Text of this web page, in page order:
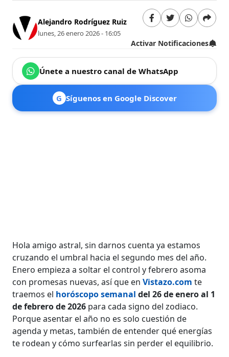
Alejandro Rodríguez Ruiz
lunes, 26 enero 2026 - 16:05
Activar Notificaciones
Únete a nuestro canal de WhatsApp
G Síguenos en Google Discover
Hola amigo astral, sin darnos cuenta ya estamos
cruzando el umbral hacia el segundo mes del año.
Enero empieza a soltar el control y febrero asoma
con promesas nuevas, así que enVistazo.com te
traemos el horóscopo semanal del 26 de enero al 1
de febrero de 2026 para cada signo del zodiaco.
Porque asentar el año no es solo cuestión de
agenda y metas, también de entender qué energías
te rodean y cómo surfearlas sin perder el equilibrio.